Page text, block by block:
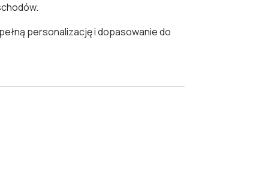
personalizację i dopasowanie do